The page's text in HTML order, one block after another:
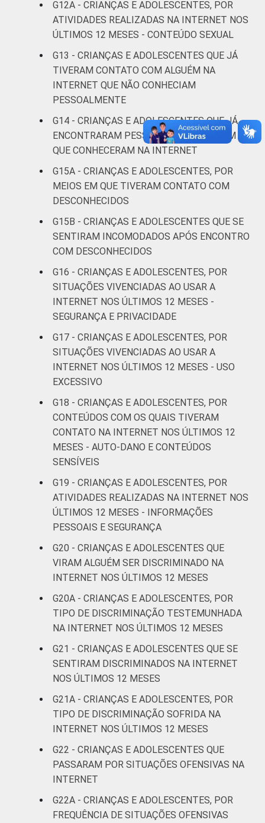
Não
respondeu
22 75
CLASSE
SOCIAL
AB 17 76
C 14
DOMICÍLIO
COM ACESSO
À INTERNET
Sim 14 80
Não 19 76
Fonte: CGI.br/NIC.br, Centro Regional de
Sociedade da Informação (Cetic.br),
Pesquisa sobre o uso da Internet por
crianças e adolescentes no Brasil - TIC Kids
Online Brasil 2019. ¹Dados coletados por
meio de questionários de
autopreenchimento.
G12A - CRIANÇAS E ADOLESCENTES, POR
ATIVIDADES REALIZADAS NA INTERNET NOS
ÚLTIMOS 12 MESES - CONTEÚDO SEXUAL
G13 - CRIANÇAS E ADOLESCENTES QUE JÁ
TIVERAM CONTATO COM ALGUÉM NA
INTERNET QUE NÃO CONHECIAM
PESSOALMENTE
G14 - CRIANÇAS E ADOLESCENTES QUE JÁ
ENCONTRARAM PESSOALMENTE ALGUÉM
QUE CONHECERAM NA INTERNET
G15A - CRIANÇAS E ADOLESCENTES, POR
MEIOS EM QUE TIVERAM CONTATO COM
DESCONHECIDOS
G15B - CRIANÇAS E ADOLESCENTES QUE SE
SENTIRAM INCOMODADOS APÓS ENCONTRO
COM DESCONHECIDOS
G16 - CRIANÇAS E ADOLESCENTES, POR
SITUAÇÕES VIVENCIADAS AO USAR A
INTERNET NOS ÚLTIMOS 12 MESES -
SEGURANÇA E PRIVACIDADE
G17 - CRIANÇAS E ADOLESCENTES, POR
SITUAÇÕES VIVENCIADAS AO USAR A
INTERNET NOS ÚLTIMOS 12 MESES - USO
EXCESSIVO
G18 - CRIANÇAS E ADOLESCENTES, POR
CONTEÚDOS COM OS QUAIS TIVERAM
CONTATO NA INTERNET NOS ÚLTIMOS 12
MESES - AUTO-DANO E CONTEÚDOS
SENSÍVEIS
G19 - CRIANÇAS E ADOLESCENTES, POR
ATIVIDADES REALIZADAS NA INTERNET NOS
ÚLTIMOS 12 MESES - INFORMAÇÕES
PESSOAIS E SEGURANÇA
G20 - CRIANÇAS E ADOLESCENTES QUE
VIRAM ALGUÉM SER DISCRIMINADO NA
INTERNET NOS ÚLTIMOS 12 MESES
G20A - CRIANÇAS E ADOLESCENTES, POR
TIPO DE DISCRIMINAÇÃO TESTEMUNHADA
NA INTERNET NOS ÚLTIMOS 12 MESES
G21 - CRIANÇAS E ADOLESCENTES QUE SE
SENTIRAM DISCRIMINADOS NA INTERNET
NOS ÚLTIMOS 12 MESES
G21A - CRIANÇAS E ADOLESCENTES, POR
TIPO DE DISCRIMINAÇÃO SOFRIDA NA
INTERNET NOS ÚLTIMOS 12 MESES
G22 - CRIANÇAS E ADOLESCENTES QUE
PASSARAM POR SITUAÇÕES OFENSIVAS NA
INTERNET
G22A - CRIANÇAS E ADOLESCENTES, POR
FREQUÊNCIA DE SITUAÇÕES OFENSIVAS